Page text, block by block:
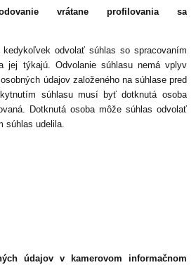
vrátane profilovania sa
kedykoľvek odvolať súhlas so spracovaním
jej týkajú. Odvolanie súhlasu nemá vplyv
údajov založeného na súhlase pred
súhlasu musí byť dotknutá osoba
Dotknutá osoba môže súhlas odvolať
súhlas udelila.
údajov v kamerovom informačnom